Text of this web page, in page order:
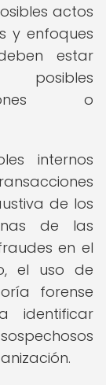
actos
y enfoques
estar
posibles
o
internos
de los
de las
en el
el uso de
forense
identificar